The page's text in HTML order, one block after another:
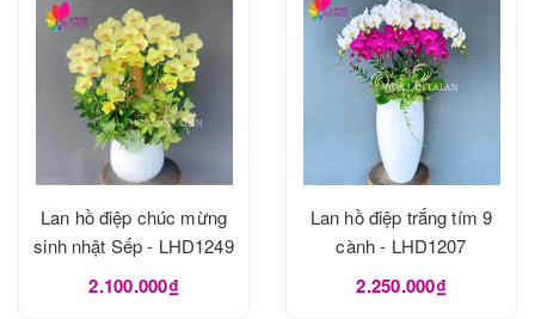
Lan hồ điệp chúc mừng
sinh nhật Sếp - LHD1249
2.100.000₫
Lan hồ điệp trắng tím 9
cành - LHD1207
2.250.000₫